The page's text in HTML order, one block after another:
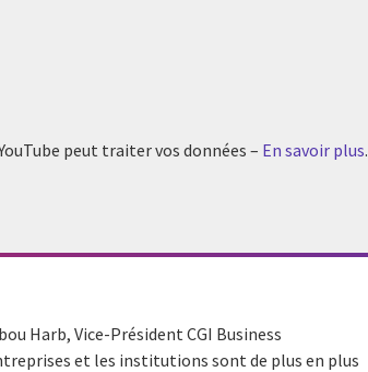
peut traiter vos données – En savoir plus.
Harb, Vice-Président CGI Business
et les institutions sont de plus en plus